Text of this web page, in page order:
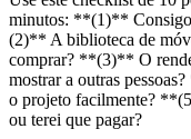
minutos: **(1)** Consigo
(2)** A biblioteca de
comprar? **(3)** O
mostrar a outras
o projeto facilmente?
ou terei que pagar?